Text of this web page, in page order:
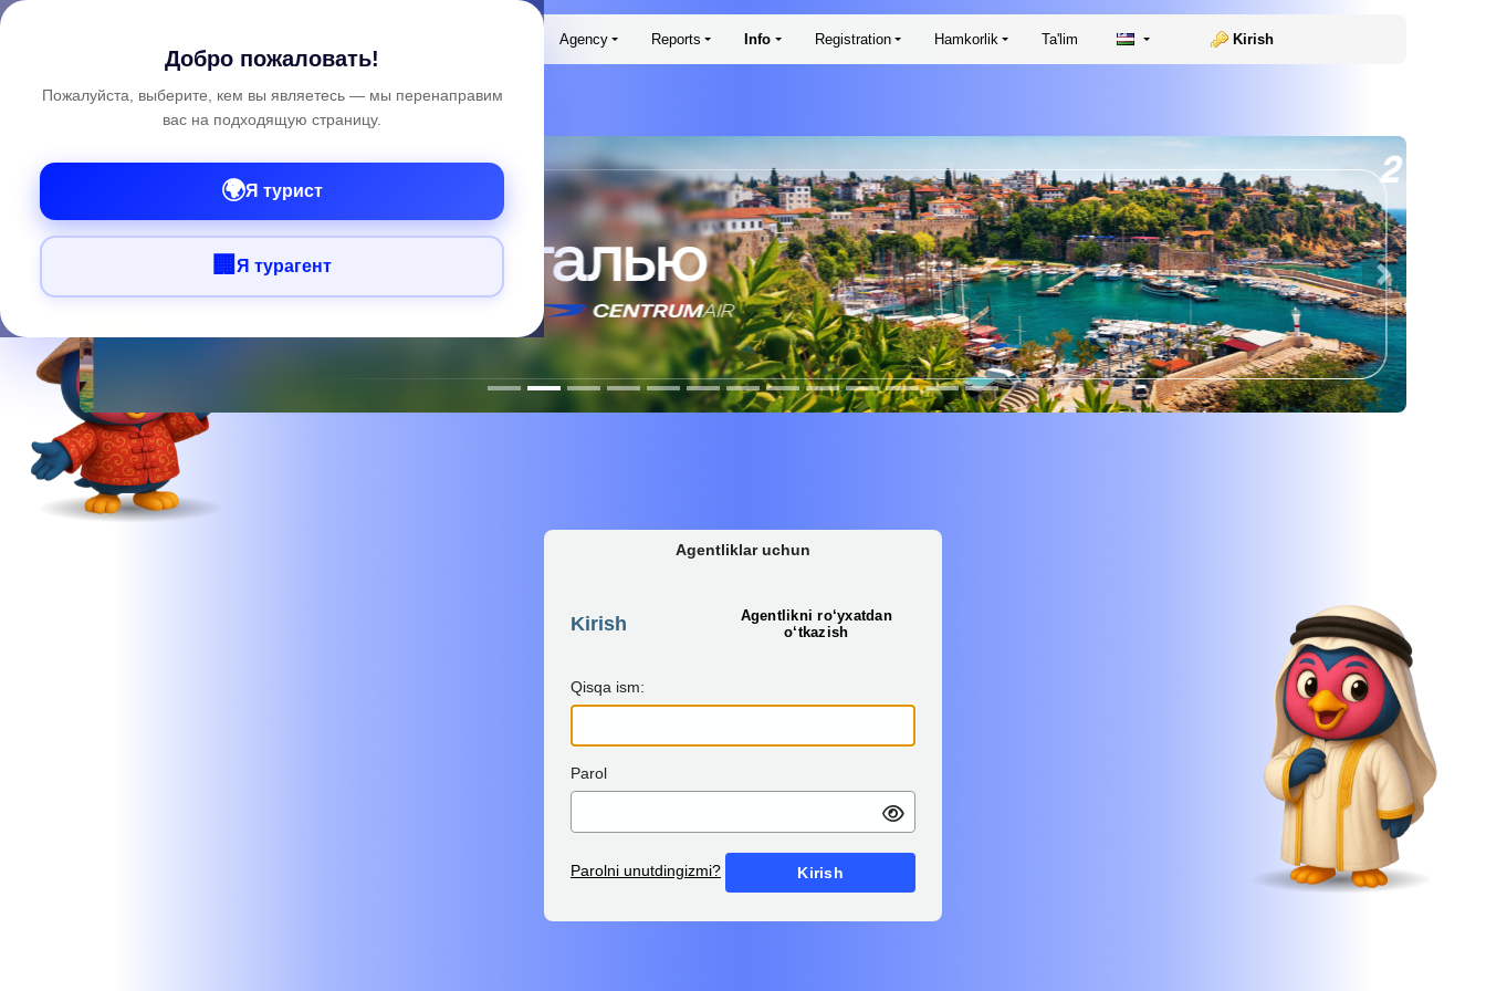
Agency Reports Info Registration Hamkorlik Ta'lim Kirish
Agentliklar uchun
Kirish
Agentlikni ro‘yxatdan
o‘tkazish
Qisqa ism:
Parol
Parolni unutdingizmi? Kirish
Добро пожаловать!
Пожалуйста, выберите, кем вы являетесь — мы перенаправим
вас на подходящую страницу.
🌍Я турист
🏢 Я турагент